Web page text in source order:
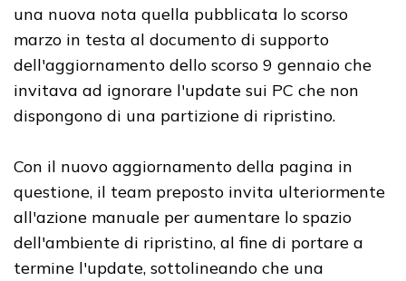
una nuova nota quella pubblicata lo scorso
marzo in testa al documento di supporto
dell'aggiornamento dello scorso 9 gennaio che
invitava ad ignorare l'update sui PC che non
dispongono di una partizione di ripristino.
Con il nuovo aggiornamento della pagina in
questione, il team preposto invita ulteriormente
all'azione manuale per aumentare lo spazio
dell'ambiente di ripristino, al fine di portare a
termine l'update, sottolineando che una